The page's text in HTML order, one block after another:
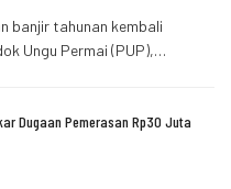
banjir tahunan kembali
Ungu Permai (PUP),…
Dugaan Pemerasan Rp30 Juta